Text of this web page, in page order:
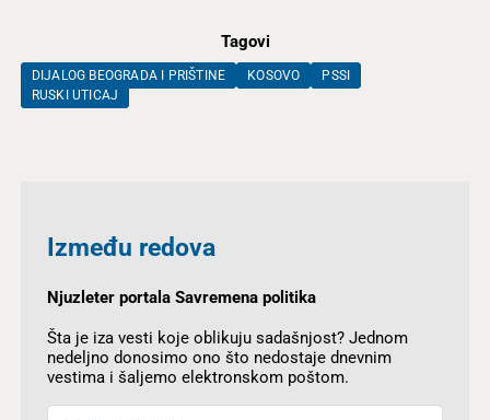
Tagovi
DIJALOG BEOGRADA I PRIŠTINE KOSOVO
PSSI
RUSKI UTICAJ
Između redova
Njuzleter portala Savremena politika
Šta je iza vesti koje oblikuju sadašnjost? Jednom
nedeljno donosimo ono što nedostaje dnevnim
vestima i šaljemo elektronskom poštom.